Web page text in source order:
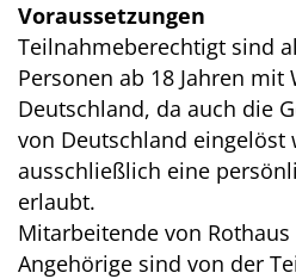
Voraussetzungen
Teilnahmeberechtigt sind
Personen ab 18 Jahren mit
Deutschland, da auch die
von Deutschland eingelöst
ausschließlich eine
erlaubt.
Mitarbeitende von
Angehörige sind von der